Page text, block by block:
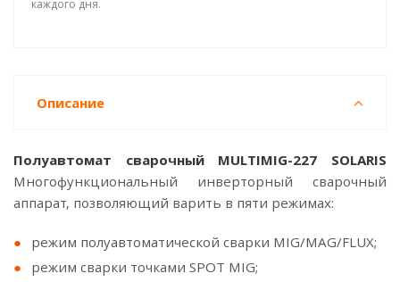
каждого дня.
Описание
Полуавтомат сварочный MULTIMIG-227 SOLARIS
Многофункциональный инверторный сварочный
аппарат, позволяющий варить в пяти режимах:
режим полуавтоматической сварки MIG/MAG/FLUX;
режим сварки точками SPOT MIG;